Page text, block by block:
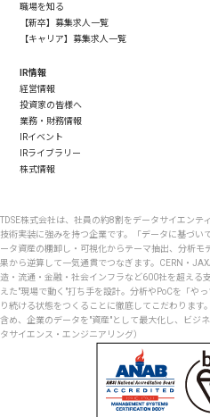
職場を知る
【新卒】募集求人一覧
【キャリア】募集求人一覧
IR情報
経営情報
投資家の皆様へ
業務・財務情報
IRイベント
IRライブラリー
株式情報
TDSE株式会社は、社員の約8割をデータサイエン
技術実装に強みを持つ企業です。「データに基づ
ータ資産の棚卸し・可視化からテーマ抽出、分析
果から逆算して一気通貫でつなぎます。CERN・
造・流通・金融・社会インフラなど600社を超える
えた"現場で動く"打ち手を設計。分析やPoCを「や
り続ける状態をつくることに徹底してこだわりま
含め、企業のデータを"資産"として最大化し、ビジ
タサイエンス・エンジニアリング）